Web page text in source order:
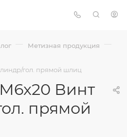
— Метизная продукция —
гол. прямой шлиц
Винт
прямой